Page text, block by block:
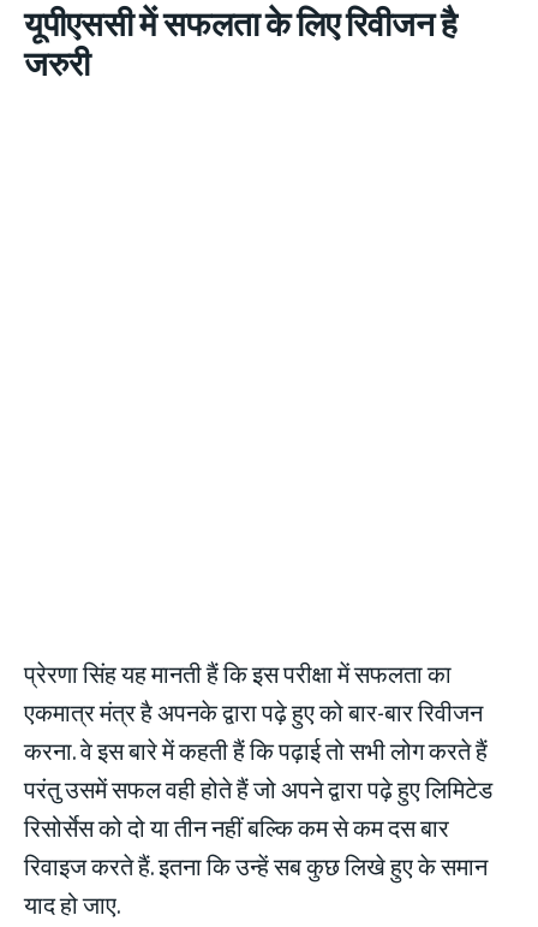
यूपीएससी में सफलता के लिए रिवीजन है
जरुरी
प्रेरणा सिंह यह मानती हैं कि इस परीक्षा में सफलता का
एकमात्र मंत्र है अपनके द्वारा पढ़े हुए को बार-बार रिवीजन
करना. वे इस बारे में कहती हैं कि पढ़ाई तो सभी लोग करते हैं
परंतु उसमें सफल वही होते हैं जो अपने द्वारा पढ़े हुए लिमिटेड
रिसोर्सेस को दो या तीन नहीं बल्कि कम से कम दस बार
रिवाइज करते हैं. इतना कि उन्हें सब कुछ लिखे हुए के समान
याद हो जाए.